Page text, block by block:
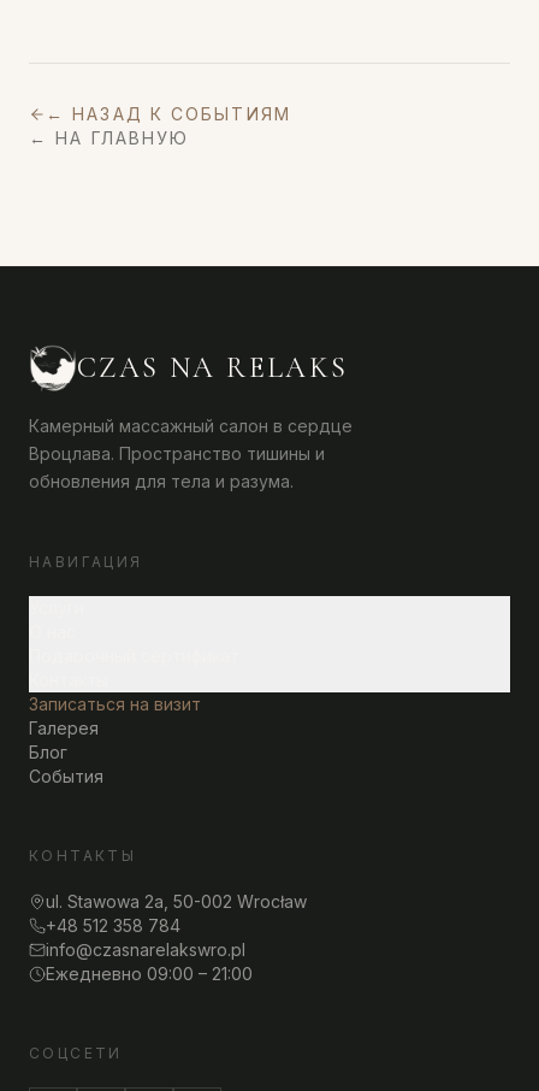
← НАЗАД К СОБЫТИЯМ
← НА ГЛАВНУЮ
CZAS NA RELAKS
Камерный массажный салон в сердце
Вроцлава. Пространство тишины и
обновления для тела и разума.
НАВИГАЦИЯ
Записаться на визит
Галерея
Блог
События
КОНТАКТЫ
ul. Stawowa 2a, 50-002 Wrocław
+48 512 358 784
info@czasnarelakswro.pl
Ежедневно 09:00 – 21:00
СОЦСЕТИ